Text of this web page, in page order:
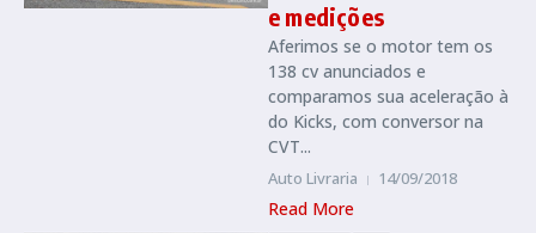
e medições
Aferimos se o motor tem os
138 cv anunciados e
comparamos sua aceleração à
do Kicks, com conversor na
CVT...
Auto Livraria 14/09/2018
Read More